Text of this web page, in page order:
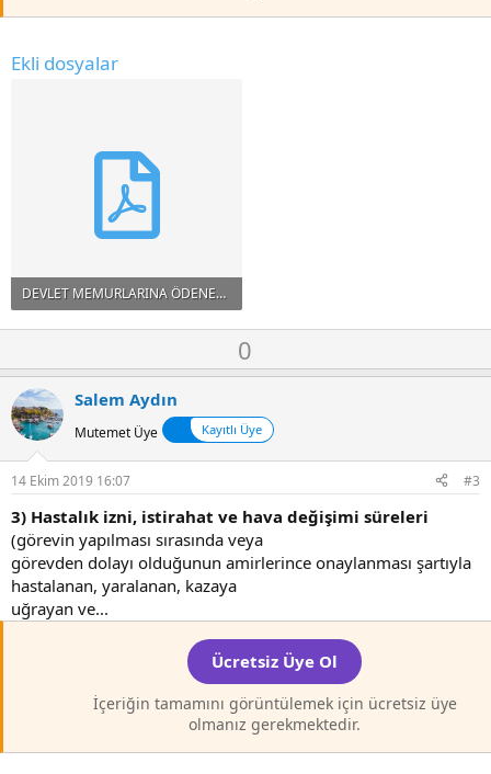
Ekli dosyalar
DEVLET MEMURLARINA ÖDENECEK ZAM VE TAZMİNATLARA İLİŞKİN KARAR.pdf
569 KB · Görüntüleme: 31
O
y
a
0
o
o
t
e
Salem Aydın
Mutemet Üye Kayıtlı Üye
14 Ekim 2019 16:07 #3
3) Hastalık izni, istirahat ve hava değişimi süreleri
(görevin yapılması sırasında veya
görevden dolayı olduğunun amirlerince onaylanması şartıyla
hastalanan, yaralanan, kazaya
uğrayan ve...
Ücretsiz Üye Ol
İçeriğin tamamını görüntülemek için ücretsiz üye
olmanız gerekmektedir.